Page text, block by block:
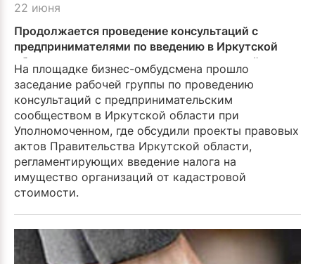
22 июня
Продолжается проведение консультаций с
предпринимателями по введению в Иркутской
области налога на имущество организаций от
кадастровой стоимости
На площадке бизнес-омбудсмена прошло
заседание рабочей группы по проведению
консультаций с предпринимательским
сообществом в Иркутской области при
Уполномоченном, где обсудили проекты правовых
актов Правительства Иркутской области,
регламентирующих введение налога на
имущество организаций от кадастровой
стоимости.